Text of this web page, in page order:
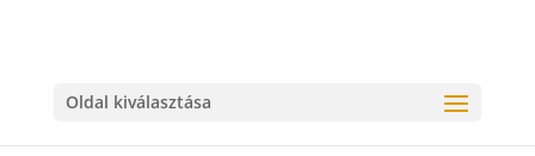
Oldal kiválasztása